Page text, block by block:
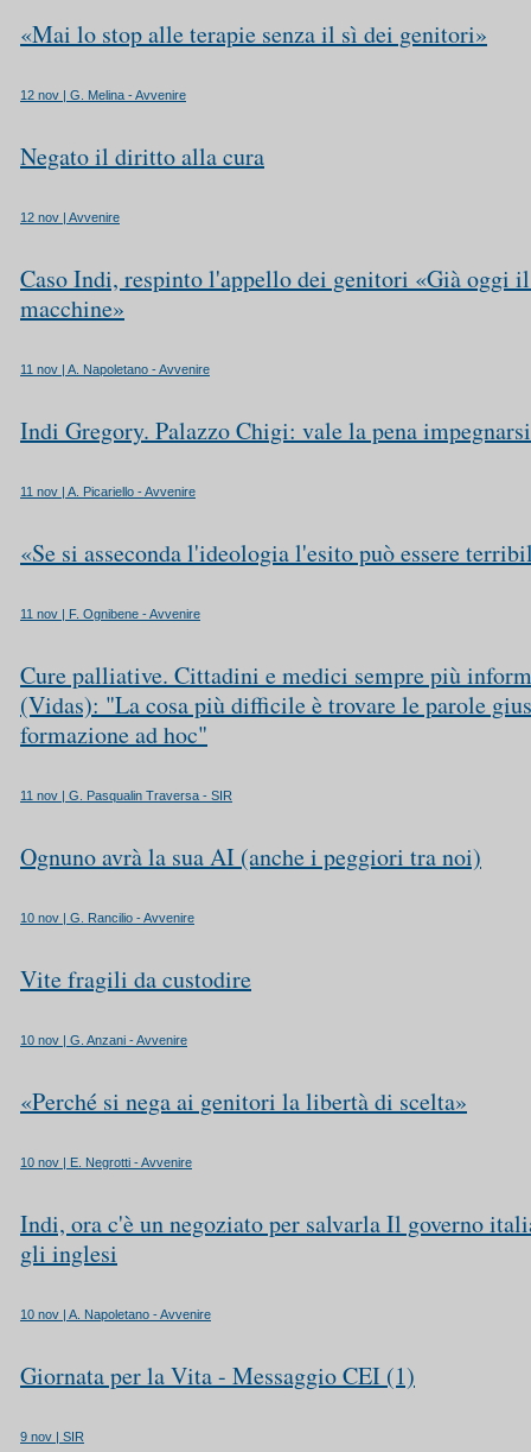
«Mai lo stop alle terapie senza il sì dei genitori»
12 nov | G. Melina - Avvenire
Negato il diritto alla cura
12 nov | Avvenire
Caso Indi, respinto l'appello dei genitori «Già oggi
macchine»
11 nov | A. Napoletano - Avvenire
Indi Gregory. Palazzo Chigi: vale la pena impegnarsi
11 nov | A. Picariello - Avvenire
«Se si asseconda l'ideologia l'esito può essere
11 nov | F. Ognibene - Avvenire
Cure palliative. Cittadini e medici sempre più
(Vidas): "La cosa più difficile è trovare le parole
formazione ad hoc"
11 nov | G. Pasqualin Traversa - SIR
Ognuno avrà la sua AI (anche i peggiori tra noi)
10 nov | G. Rancilio - Avvenire
Vite fragili da custodire
10 nov | G. Anzani - Avvenire
«Perché si nega ai genitori la libertà di scelta»
10 nov | E. Negrotti - Avvenire
Indi, ora c'è un negoziato per salvarla Il governo
gli inglesi
10 nov | A. Napoletano - Avvenire
Giornata per la Vita - Messaggio CEI (1)
9 nov | SIR